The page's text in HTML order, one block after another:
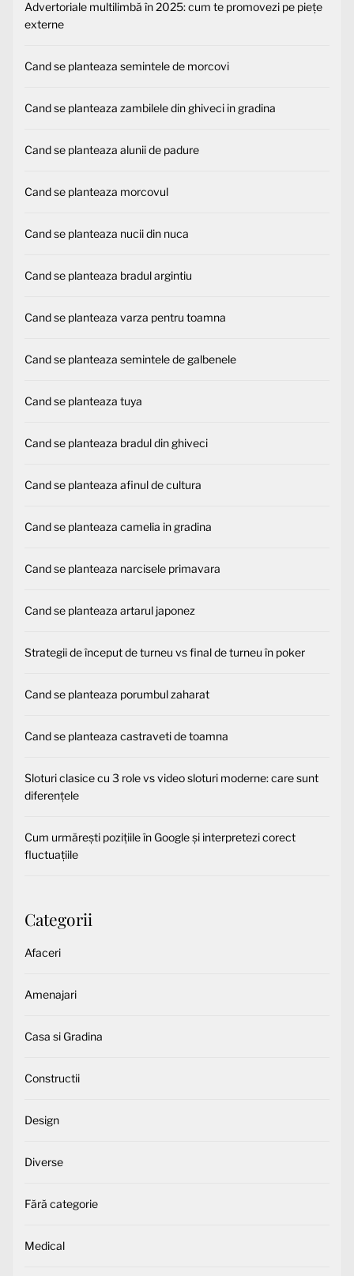
Advertoriale multilimbă în 2025: cum te promovezi pe piețe
externe
Cand se planteaza semintele de morcovi
Cand se planteaza zambilele din ghiveci in gradina
Cand se planteaza alunii de padure
Cand se planteaza morcovul
Cand se planteaza nucii din nuca
Cand se planteaza bradul argintiu
Cand se planteaza varza pentru toamna
Cand se planteaza semintele de galbenele
Cand se planteaza tuya
Cand se planteaza bradul din ghiveci
Cand se planteaza afinul de cultura
Cand se planteaza camelia in gradina
Cand se planteaza narcisele primavara
Cand se planteaza artarul japonez
Strategii de început de turneu vs final de turneu în poker
Cand se planteaza porumbul zaharat
Cand se planteaza castraveti de toamna
Sloturi clasice cu 3 role vs video sloturi moderne: care sunt
diferențele
Cum urmărești pozițiile în Google și interpretezi corect
fluctuațiile
Categorii
Afaceri
Amenajari
Casa si Gradina
Constructii
Design
Diverse
Fără categorie
Medical